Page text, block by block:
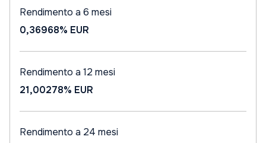
Rendimento a 6 mesi
0,36968% EUR
Rendimento a 12 mesi
21,00278% EUR
Rendimento a 24 mesi